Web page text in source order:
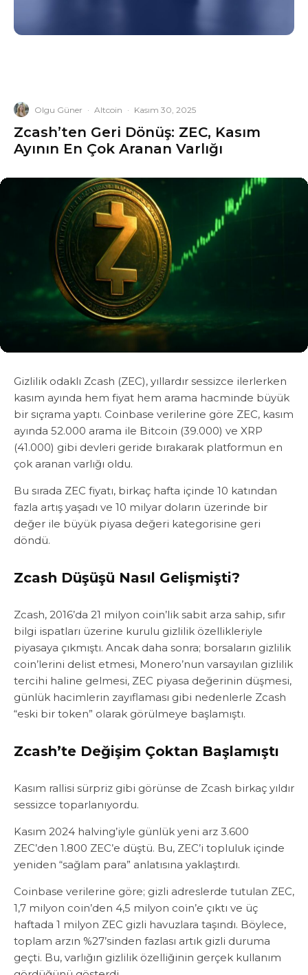
Olgu Güner · Altcoin · Kasım 30, 2025
Zcash’ten Geri Dönüş: ZEC, Kasım
Ayının En Çok Aranan Varlığı
Gizlilik odaklı Zcash (ZEC), yıllardır sessizce ilerlerken
kasım ayında hem fiyat hem arama hacminde büyük
bir sıçrama yaptı. Coinbase verilerine göre ZEC, kasım
ayında 52.000 arama ile Bitcoin (39.000) ve XRP
(41.000) gibi devleri geride bırakarak platformun en
çok aranan varlığı oldu.
Bu sırada ZEC fiyatı, birkaç hafta içinde 10 katından
fazla artış yaşadı ve 10 milyar doların üzerinde bir
değer ile büyük piyasa değeri kategorisine geri
döndü.
Zcash Düşüşü Nasıl Gelişmişti?
Zcash, 2016’da 21 milyon coin’lik sabit arza sahip, sıfır
bilgi ispatları üzerine kurulu gizlilik özellikleriyle
piyasaya çıkmıştı. Ancak daha sonra; borsaların gizlilik
coin’lerini delist etmesi, Monero’nun varsayılan gizlilik
tercihi haline gelmesi, ZEC piyasa değerinin düşmesi,
günlük hacimlerin zayıflaması gibi nedenlerle Zcash
“eski bir token” olarak görülmeye başlamıştı.
Zcash’te Değişim Çoktan Başlamıştı
Kasım rallisi sürpriz gibi görünse de Zcash birkaç yıldır
sessizce toparlanıyordu.
Kasım 2024 halving’iyle günlük yeni arz 3.600
ZEC’den 1.800 ZEC’e düştü. Bu, ZEC’i topluluk içinde
yeniden “sağlam para” anlatısına yaklaştırdı.
Coinbase verilerine göre; gizli adreslerde tutulan ZEC,
1,7 milyon coin’den 4,5 milyon coin’e çıktı ve üç
haftada 1 milyon ZEC gizli havuzlara taşındı. Böylece,
toplam arzın %27’sinden fazlası artık gizli duruma
geçti. Bu, varlığın gizlilik özelliğinin gerçek kullanım